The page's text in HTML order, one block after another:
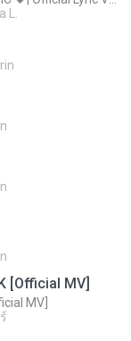
[Official MV]
MV]